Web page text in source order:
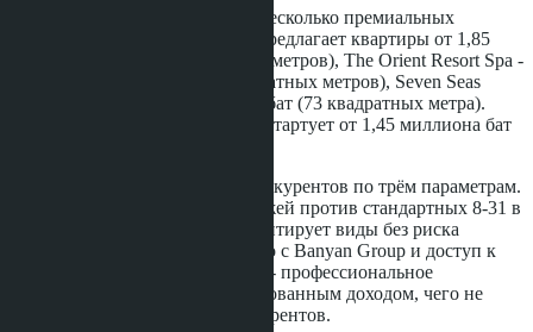
В районе Джомтьен работают несколько премиальных
проектов. Paradise Park Condo предлагает квартиры от 1,85
миллиона бат (35,5 квадратных метров), The Orient Resort Spa -
от 2,5 миллиона бат (34,5 квадратных метров), Seven Seas
Condo Resort - от 4,5 миллиона бат (73 квадратных метра).
Laguna Beach Resort 3 Maldives стартует от 1,45 миллиона бат
Skypark Lucean превосходит конкурентов по трём параметрам.
Первое - высота зданий (60 этажей против стандартных 8-31 в
соседних комплексах), что гарантирует виды без риска
застройки. Второе - партнёрство с Banyan Group и доступ к
глобальной сети отелей. Третье - профессиональное
управление арендой с гарантированным доходом, чего не
предлагают большинство конкурентов.